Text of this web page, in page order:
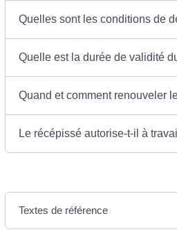
Quelles sont les conditions de
Quelle est la durée de validité
Quand et comment renouveler
Le récépissé autorise-t-il à
Textes de référence